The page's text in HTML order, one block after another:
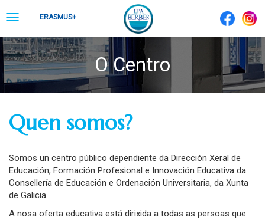
to ToggleERASMUS+
O Centro
Quen somos?
Somos un centro público dependiente da Dirección Xeral de
Educación, Formación Profesional e Innovación Educativa da
Consellería de Educación e Ordenación Universitaria, da Xunta
de Galicia.
A nosa oferta educativa está dirixida a todas as persoas que